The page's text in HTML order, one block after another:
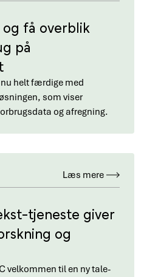
få overblik
på
helt færdige med
som viser
og afregning.
Læs mere
tjeneste giver
og
velkommen til en ny tale-